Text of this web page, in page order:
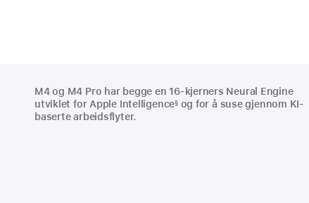
M4 og M4 Pro har begge en 16‑kjerners Neural Engine
utviklet for Apple Intelligence§og for å suse gjennom KI-
baserte arbeidsflyter.